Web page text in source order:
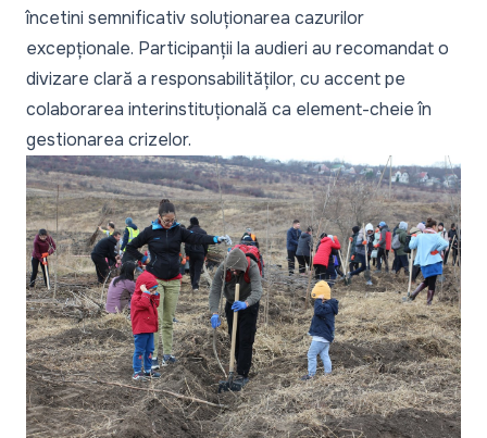
încetini semnificativ soluționarea cazurilor
excepționale. Participanții la audieri au recomandat o
divizare clară a responsabilităților, cu accent pe
colaborarea interinstituțională ca element-cheie în
gestionarea crizelor.